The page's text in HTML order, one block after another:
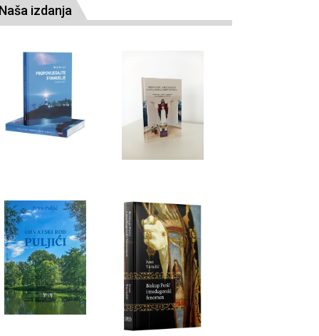
Naša izdanja